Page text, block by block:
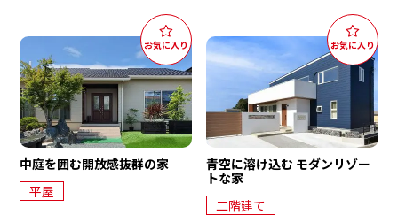
イ
ン
三
協
資料請求・お問い合わせ サイトマップ
プライバシーポリシー
来場予約
資料請求
中庭を囲む開放感抜群の家
平屋
青空に溶け込む モダンリゾー
トな家
二階建て